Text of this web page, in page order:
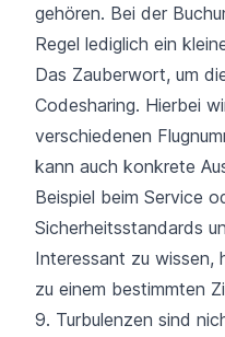
gehören. Bei der
Regel lediglich ein
Das Zauberwort, um
Codesharing. Hierbei
verschiedenen
kann auch konkrete
Beispiel beim Service
Sicherheitsstandards
Interessant zu wissen,
zu einem bestimmten
9. Turbulenzen sind